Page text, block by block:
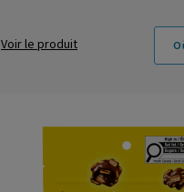
Voir le produit